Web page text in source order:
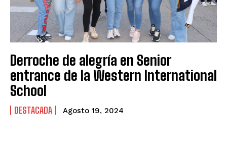
Derroche de alegría en Senior
entrance de la Western International
School
DESTACADA Agosto 19, 2024